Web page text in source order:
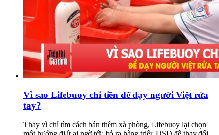
Vì sao Lifebuoy chi tiền để dạy người Việt rửa
tay?
Thay vì chỉ tìm cách bán thêm xà phòng, Lifebuoy lại chọn
một hướng đi ít ai ngờ tới: bỏ ra hàng triệu USD để thay đổi